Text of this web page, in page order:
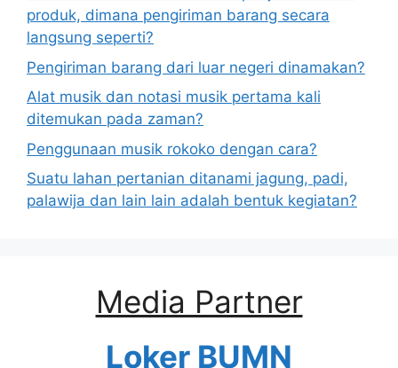
produk, dimana pengiriman barang secara
langsung seperti?
Pengiriman barang dari luar negeri dinamakan?
Alat musik dan notasi musik pertama kali
ditemukan pada zaman?
Penggunaan musik rokoko dengan cara?
Suatu lahan pertanian ditanami jagung, padi,
palawija dan lain lain adalah bentuk kegiatan?
Media Partner
Loker BUMN